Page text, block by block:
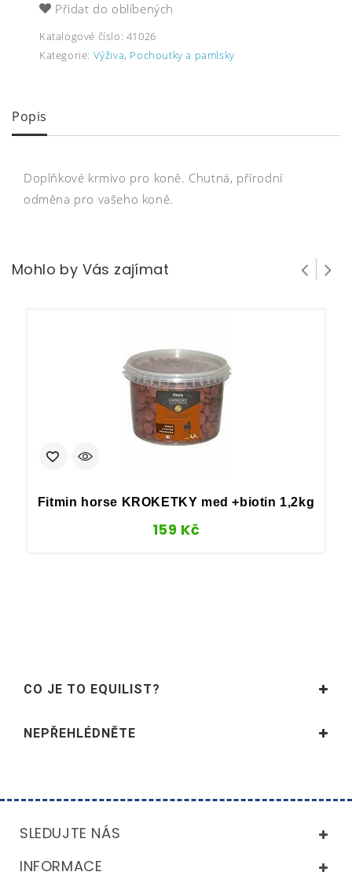
Přidat do oblíbených
Katalogové číslo: 41026
Kategorie: Výživa, Pochoutky a pamlsky
Popis
Doplňkové krmivo pro koně. Chutná, přírodní
odměna pro vašeho koně.
Mohlo by Vás zajímat
Fitmin horse KROKETKY med +biotin 1,2kg
159 Kč
CO JE TO EQUILIST?
NEPŘEHLÉDNĚTE
SLEDUJTE NÁS
INFORMACE